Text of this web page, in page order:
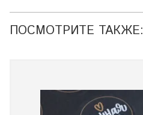
ПОСМОТРИТЕ ТАКЖЕ: